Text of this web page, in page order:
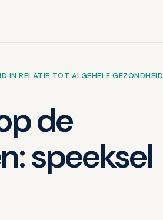
IN RELATIE TOT ALGEHELE GEZONDHEID
de
speeksel